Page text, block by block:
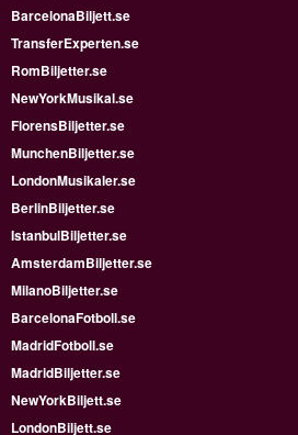
BarcelonaBiljett.se
TransferExperten.se
RomBiljetter.se
NewYorkMusikal.se
FlorensBiljetter.se
MunchenBiljetter.se
LondonMusikaler.se
BerlinBiljetter.se
IstanbulBiljetter.se
AmsterdamBiljetter.se
MilanoBiljetter.se
BarcelonaFotboll.se
MadridFotboll.se
MadridBiljetter.se
NewYorkBiljett.se
LondonBiljett.se